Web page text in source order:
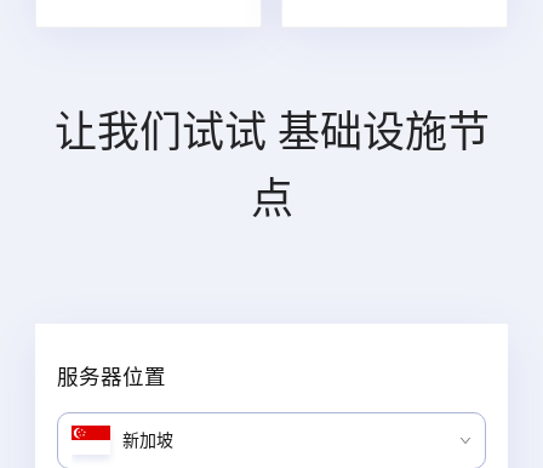
让我们试试 基础设施节
点
服务器位置
新加坡